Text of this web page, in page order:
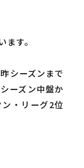
す。
シーズンまで
ーズン中盤か
・リーグ2位